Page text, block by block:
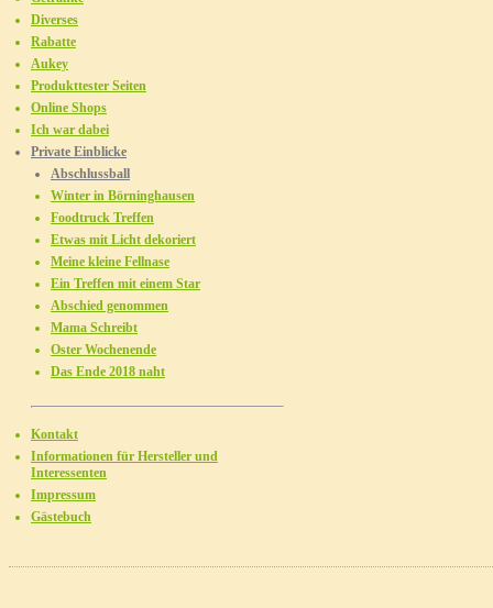
Diverses
Rabatte
Aukey
Produkttester Seiten
Online Shops
Ich war dabei
Private Einblicke
Abschlussball
Winter in Börninghausen
Foodtruck Treffen
Etwas mit Licht dekoriert
Meine kleine Fellnase
Ein Treffen mit einem Star
Abschied genommen
Mama Schreibt
Oster Wochenende
Das Ende 2018 naht
Kontakt
Informationen für Hersteller und
Interessenten
Impressum
Gästebuch